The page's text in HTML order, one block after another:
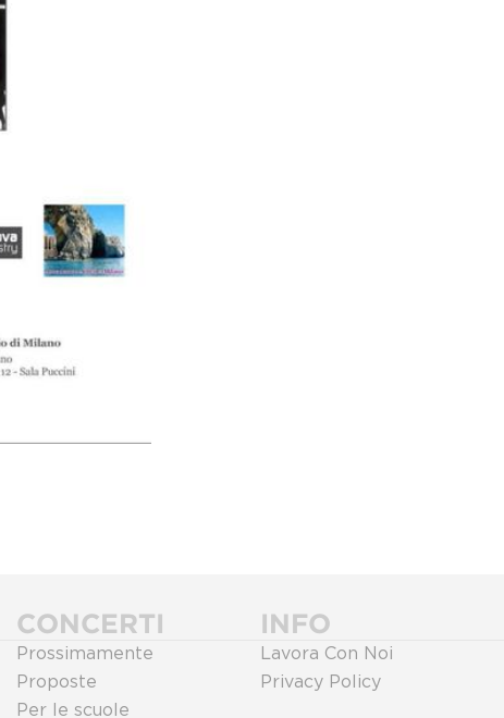
CONCERTI
Prossimamente
Proposte
Per le scuole
INFO
Lavora Con Noi
Privacy Policy